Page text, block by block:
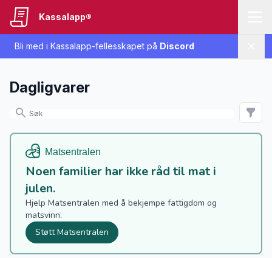
Bli med i Kassalapp-fellesskapet på Discord
Kassalapp®
Dagligvarer
Noen familier har ikke råd til mat i
julen.
Hjelp Matsentralen med å bekjempe fattigdom og
matsvinn.
Støtt Matsentralen